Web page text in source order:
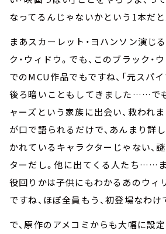
なってるんじゃないかという1本だと
まあスカーレット・ヨハンソン演じ
ク・ウィドウ。でも、このブラック・
でのMCU作品でもですね、「元スパ
後ろ暗いこともしてきました……で
ャーズという家族に出会い、救われ
が口で語られるだけで、あんまり詳
かれているキャラクターじゃない、
ターだし。他に出てくる人たち……ま
役回りかは子供にもわかるあのウィ
ですね、ほぼ全員もう、初登場なわけ
で、原作のアメコミからも大幅に設